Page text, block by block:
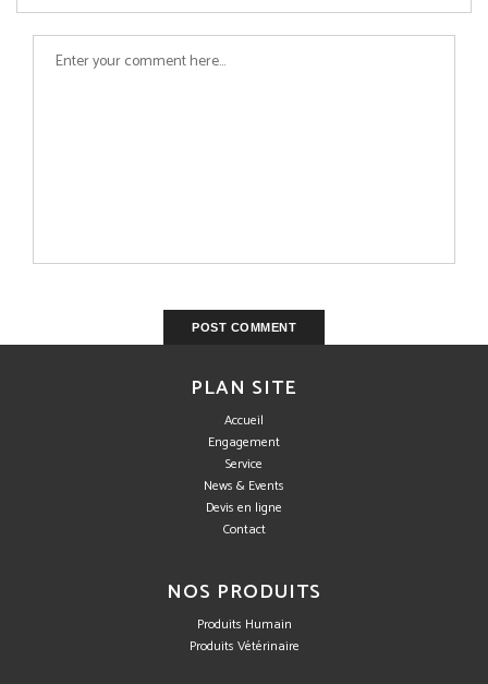
PLAN SITE
Accueil
Engagement
Service
News & Events
Devis en ligne
Contact
NOS PRODUITS
Produits Humain
Produits Vétérinaire